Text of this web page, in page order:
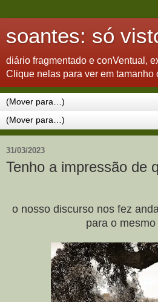
soantes: só
diário fragmentado e conVentual,
Clique nelas para ver em tamanho
31/03/2023
Tenho a impressão de
o nosso discurso nos fez
para o